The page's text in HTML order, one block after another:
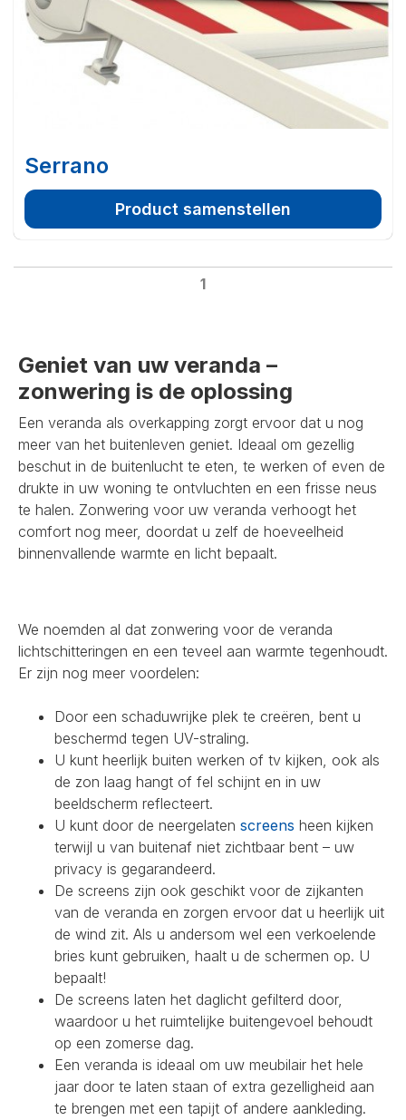
Serrano
Product samenstellen
1
Geniet van uw veranda –
zonwering is de oplossing
Een veranda als overkapping zorgt ervoor dat u nog
meer van het buitenleven geniet. Ideaal om gezellig
beschut in de buitenlucht te eten, te werken of even de
drukte in uw woning te ontvluchten en een frisse neus
te halen. Zonwering voor uw veranda verhoogt het
comfort nog meer, doordat u zelf de hoeveelheid
binnenvallende warmte en licht bepaalt.
We noemden al dat zonwering voor de veranda
lichtschitteringen en een teveel aan warmte tegenhoudt.
Er zijn nog meer voordelen:
Door een schaduwrijke plek te creëren, bent u
beschermd tegen UV-straling.
U kunt heerlijk buiten werken of tv kijken, ook als
de zon laag hangt of fel schijnt en in uw
beeldscherm reflecteert.
U kunt door de neergelaten screens heen kijken
terwijl u van buitenaf niet zichtbaar bent – uw
privacy is gegarandeerd.
De screens zijn ook geschikt voor de zijkanten
van de veranda en zorgen ervoor dat u heerlijk uit
de wind zit. Als u andersom wel een verkoelende
bries kunt gebruiken, haalt u de schermen op. U
bepaalt!
De screens laten het daglicht gefilterd door,
waardoor u het ruimtelijke buitengevoel behoudt
op een zomerse dag.
Een veranda is ideaal om uw meubilair het hele
jaar door te laten staan of extra gezelligheid aan
te brengen met een tapijt of andere aankleding.